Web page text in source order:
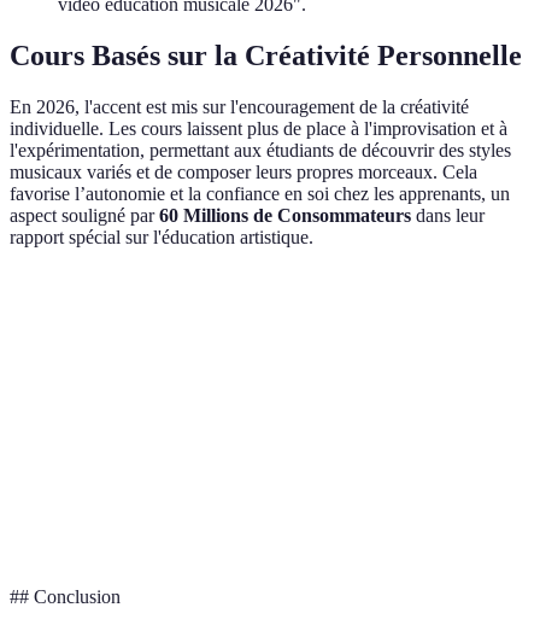
vidéo éducation musicale 2026".
Cours Basés sur la Créativité Personnelle
En 2026, l'accent est mis sur l'encouragement de la créativité
individuelle. Les cours laissent plus de place à l'improvisation et à
l'expérimentation, permettant aux étudiants de découvrir des styles
musicaux variés et de composer leurs propres morceaux. Cela
favorise l’autonomie et la confiance en soi chez les apprenants, un
aspect souligné par60 Millions de Consommateurs dans leur
rapport spécial sur l'éducation artistique.
## Conclusion